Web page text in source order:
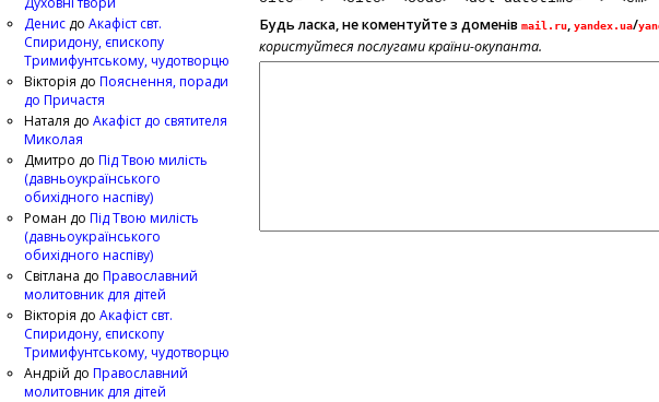
Будь ласка, не коментуйте з доменівmail.ru,yandex.ua/
користуйтеся послугами країни-окупанта.
Денис до Акафіст свт.
Спиридону, єпископу
Тримифунтському, чудотворцю
Вікторія до Пояснення, поради
до Причастя
Наталя до Акафіст до святителя
Миколая
Дмитро до Під Твою милість
(давньоукраїнського
обихідного наспіву)
Роман до Під Твою милість
(давньоукраїнського
обихідного наспіву)
Світлана до Православний
молитовник для дітей
Вікторія до Акафіст свт.
Спиридону, єпископу
Тримифунтському, чудотворцю
Андрій до Православний
молитовник для дітей